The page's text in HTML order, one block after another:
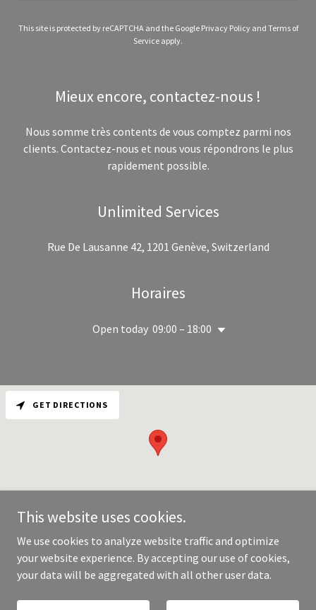
This site is protected by reCAPTCHA and the Google Privacy Policyand Terms of
Service apply.
Mieux encore, contactez-nous !
Nous somme très contents de vous comptez parmi nos
clients. Contactez-nous et nous vous répondrons le plus
rapidement possible.
Unlimited Services
Rue De Lausanne 42, 1201 Genève, Switzerland
Horaires
Open today 09:00 – 18:00
GET DIRECTIONS
Copyright © 2026 Unlimited Services - All Rights Reserved.
This website uses cookies.
We use cookies to analyze website traffic and optimize
your website experience. By accepting our use of cookies,
your data will be aggregated with all other user data.